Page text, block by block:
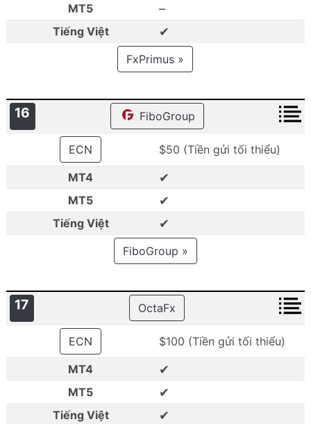
MT5 –
Tiếng Việt ✔
FxPrimus »
16 FiboGroup
ECN
$50 (Tiền gửi tối thiểu)
MT4
✔
MT5 ✔
Tiếng Việt ✔
FiboGroup »
17 OctaFx
ECN
$100 (Tiền gửi tối thiểu)
MT4
✔
MT5 ✔
Tiếng Việt ✔